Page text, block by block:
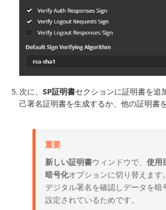
次に、 SP証明書セクションに証明書を追
己署名証明書を生成するか、他の証明書
重要
新しい証明書ウィンドウで、 使用
暗号化オプションに切り替えます
デジタル署名を確認しデータを暗
設定されているためです。